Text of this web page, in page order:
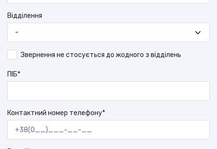
Відділення
-
Звернення не стосується до жодного з відділень
ПІБ*
Контактний номер телефону*